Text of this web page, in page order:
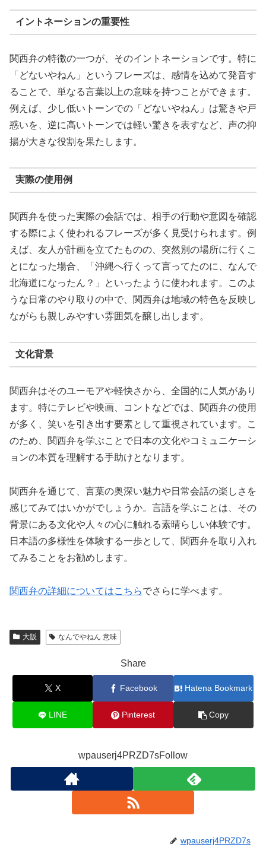
イントネーションの重要性
関西弁の特徴の一つが、そのイントネーションです。特に
「どないやねん」というフレーズは、感情を込めて発音す
ることで、単なる言葉以上の意味を持つことができます。
例えば、少し低いトーンでの「どないやねん」は驚きや戸
惑いを、逆に高いトーンでは軽い驚きを表すなど、声の抑
揚が大きな役割を果たします。
実際の使用例
関西弁を使った実際の会話では、相手の行動や意図を確認
する際によく使われるフレーズが多く見受けられます。例
えば、友人が計画を立てたものの、突然別の場所に行くこ
とになった場合、「沖縄へ行くって言ってたのに、なんで
北海道になったん？」といったように使われます。このよ
うな日常のやり取りの中で、関西弁は地域の特色を反映し
ながらも親しみやすい雰囲気を醸し出します。
文化背景
関西弁はそのユーモアや軽快さから、全国的に人気があり
ます。特にテレビや映画、コントなどでは、関西弁の使用
が多く、笑いを引き出す要素として重視されています。こ
のため、関西弁を学ぶことで日本の文化やコミュニケーシ
ョンの本質を理解する手助けとなります。
関西弁を通じて、言葉の奥深い魅力や日常会話の楽しさを
感じてみてはいかがでしょうか。言語を学ぶことは、その
背景にある文化や人々の心に触れる素晴らしい体験です。
日本語の多様性を体験する一歩として、関西弁を取り入れ
てみることをお勧めします。
関西弁の詳細についてはこちらでさらに学べます。
大阪 なんでやねん 意味
Share
X Facebook Hatena Bookmark
LINE Pinterest Copy
wpauserj4PRZD7sFollow
wpauserj4PRZD7s